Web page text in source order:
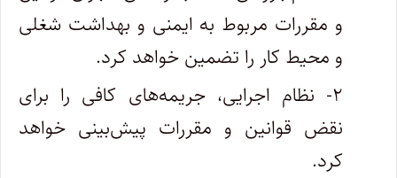
و مقررات مربوط به ایمنی و بهداشت شغلی
و محیط کار را تضمین خواهد کرد.
۲- نظام اجرایی، جریمه‌های کافی را برای
نقض قوانین و مقررات پیش‌بینی خواهد
کرد.